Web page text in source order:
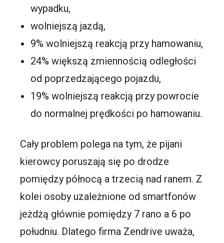
wypadku,
wolniejszą jazdą,
9% wolniejszą reakcją przy hamowaniu,
24% większą zmiennością odległości
od poprzedzającego pojazdu,
19% wolniejszą reakcją przy powrocie
do normalnej prędkości po hamowaniu.
Cały problem polega na tym, że pijani
kierowcy poruszają się po drodze
pomiędzy północą a trzecią nad ranem. Z
kolei osoby uzależnione od smartfonów
jeżdżą głównie pomiędzy 7 rano a 6 po
południu. Dlatego firma Zendrive uważa,